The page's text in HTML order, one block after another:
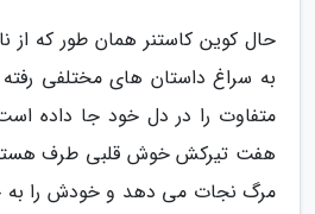
حال کوین کاستنر همان طور که از
به سراغ داستان های مختلفی
متفاوت را در دل خود جا داده
هفت تیرکش خوش قلبی طرف
مرگ نجات می دهد و خودش را به